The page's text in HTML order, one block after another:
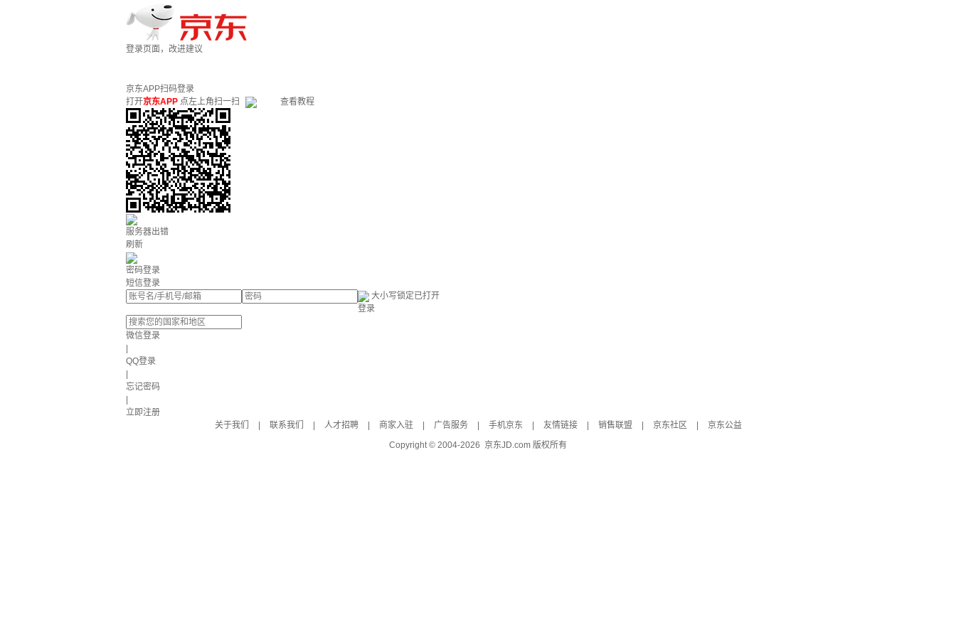
登录页面，改进建议
京东APP扫码登录
打开京东APP 点左上角扫一扫 查看教程
服务器出错
刷新
密码登录
短信登录
大小写锁定已打开
登录
微信登录
QQ登录
忘记密码
立即注册
关于我们
联系我们 人才招聘 商家入驻 广告服务 手机京东 友情链接 销售联盟 京东社区
京东公益
Copyright © 2004-2026 京东JD.com 版权所有